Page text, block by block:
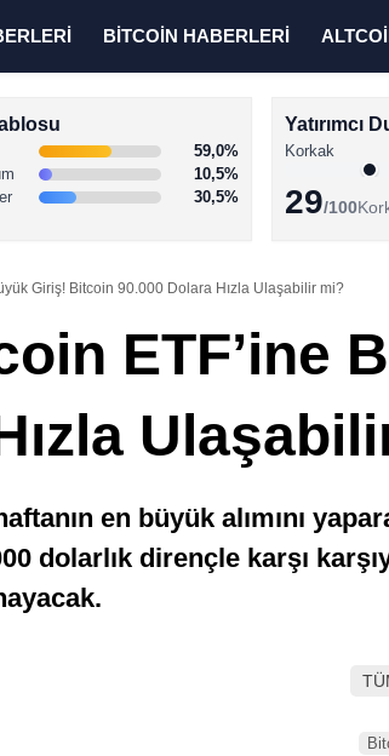
BİTCOİN HABERLERİ
59,0%
10,5%
30,5%
Yatırımcı
Korkak
29/100
Giriş! Bitcoin 90.000 Dolara Hızla Ulaşabilir mi?
ETF’ine
en büyük alımını
dolarlık dirençle karşı